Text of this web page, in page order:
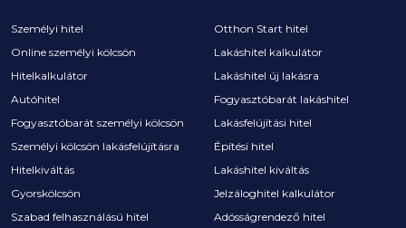
Személyi hitel
Online személyi kölcsön
Hitelkalkulátor
Autóhitel
Fogyasztóbarát személyi kölcsön
Személyi kölcsön lakásfelújításra
Hitelkiváltás
Gyorskölcsön
Szabad felhasználású hitel
Otthon Start hitel
Lakáshitel kalkulátor
Lakáshitel új lakásra
Fogyasztóbarát lakáshitel
Lakásfelújítási hitel
Építési hitel
Lakáshitel kiváltás
Jelzáloghitel kalkulátor
Adósságrendező hitel